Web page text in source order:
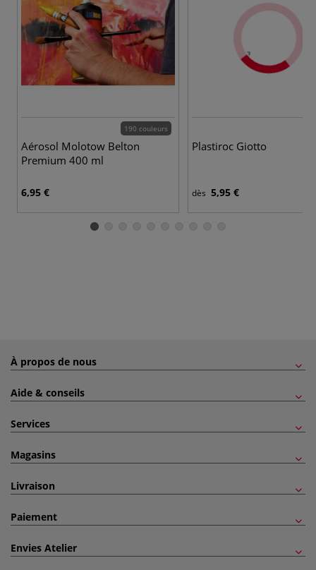
190 couleurs
Aérosol Molotow Belton
Premium 400 ml
6,95 €
Plastiroc Giotto
dès 5,95 €
À propos de nous
Aide & conseils
Services
Magasins
Livraison
Paiement
Envies Atelier